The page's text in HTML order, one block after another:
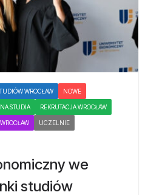
WROCŁAW NOWE
STUDIA REKRUTACJA WROCŁAW
UCZELNIE
we
studiów